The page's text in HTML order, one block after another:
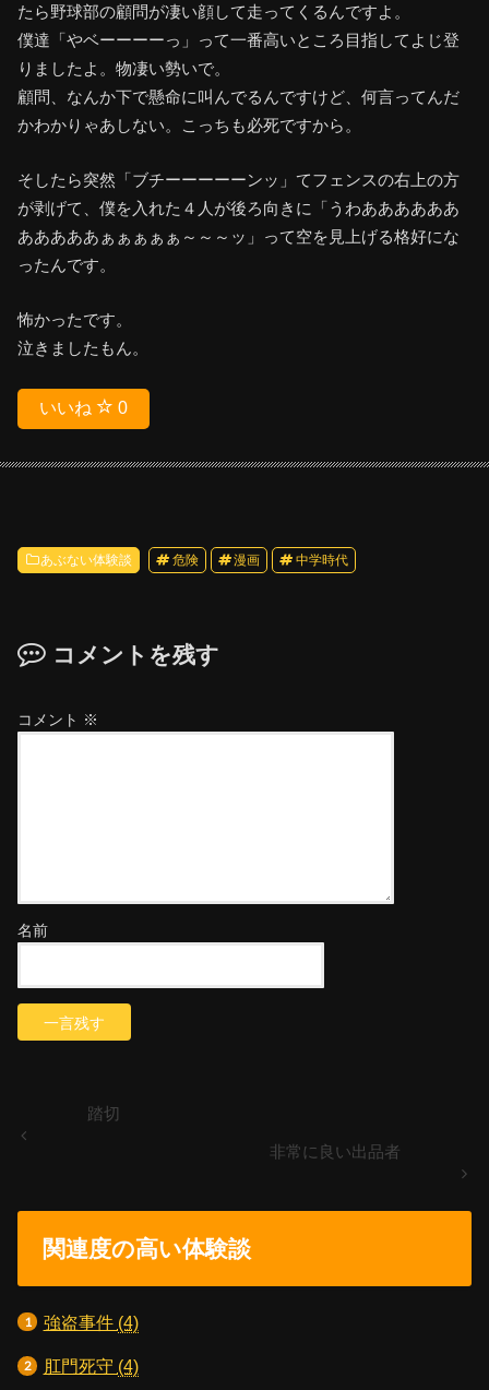
たら野球部の顧問が凄い顔して走ってくるんですよ。
僕達「やベーーーーっ」って一番高いところ目指してよじ登
りましたよ。物凄い勢いで。
顧問、なんか下で懸命に叫んでるんですけど、何言ってんだ
かわかりゃあしない。こっちも必死ですから。
そしたら突然「ブチーーーーーンッ」てフェンスの右上の方
が剥げて、僕を入れた４人が後ろ向きに「うわああああああ
あああああぁぁぁぁぁ～～～ッ」って空を見上げる格好にな
ったんです。
怖かったです。
泣きましたもん。
いいね 0
あぶない体験談 危険 漫画 中学時代
コメントを残す
コメント ※
名前
踏切
非常に良い出品者
関連度の高い体験談
強盗事件 (4)
肛門死守 (4)